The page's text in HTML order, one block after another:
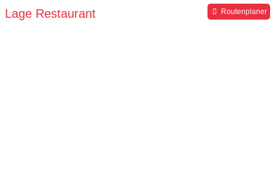
Lage Restaurant Routenplaner